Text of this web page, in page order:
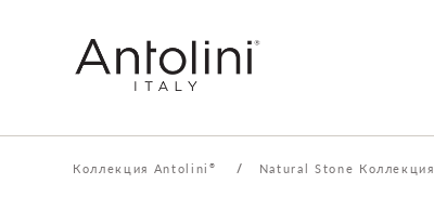
Коллекция Antolini ® / Natural Stone Коллекция